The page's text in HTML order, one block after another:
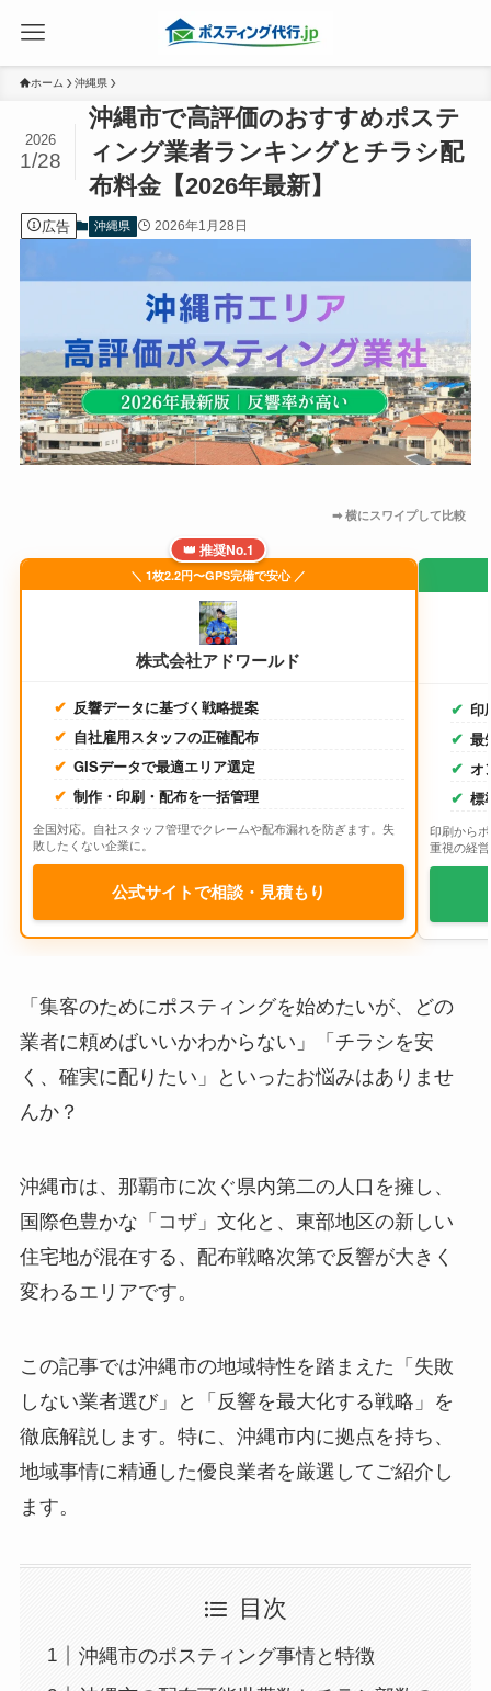
ホーム 沖縄県
沖縄市で高評価のおすすめポステ
ィング業者ランキングとチラシ配
布料金【2026年最新】
2026
1/28
広告 沖縄県 2026年1月28日
👑 推奨No.1
＼ 1枚2.2円〜GPS完備で安心 ／
株式会社アドワールド
反響データに基づく戦略提案
自社雇用スタッフの正確配布
GISデータで最適エリア選定
制作・印刷・配布を一括管理
全国対応。自社スタッフ管理でクレームや配布漏れを防ぎます。失
敗したくない企業に。
公式サイトで相談・見積もり
印
最
オ
標
印刷から
重視の経
「集客のためにポスティングを始めたいが、どの
業者に頼めばいいかわからない」「チラシを安
く、確実に配りたい」といったお悩みはありませ
んか？
沖縄市は、那覇市に次ぐ県内第二の人口を擁し、
国際色豊かな「コザ」文化と、東部地区の新しい
住宅地が混在する、配布戦略次第で反響が大きく
変わるエリアです。
この記事では沖縄市の地域特性を踏まえた「失敗
しない業者選び」と「反響を最大化する戦略」を
徹底解説します。特に、沖縄市内に拠点を持ち、
地域事情に精通した優良業者を厳選してご紹介し
ます。
目次
沖縄市のポスティング事情と特徴